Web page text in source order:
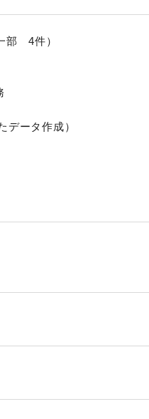
部 4件）
データ作成）